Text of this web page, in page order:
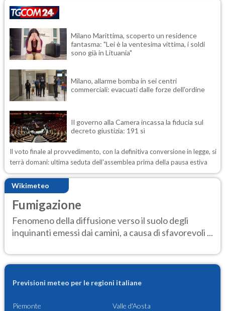
Milano Marittima, scoperto un residence
fantasma: "Lei è la ventesima vittima, i soldi
sono già in Lituania"
Milano, allarme bomba in sei centri
commerciali: evacuati dalle forze dell'ordine
Il governo alla Camera incassa la fiducia sul
decreto giustizia: 191 sì
Il voto finale al provvedimento, con la definitiva conversione in legge, si
terrà domani: ultima seduta dell'assemblea prima della pausa estiva
Wikimeteo
Fumigazione
Fenomeno della diffusione verso il suolo degli
inquinanti emessi dai camini, a causa di sfavorevoli ...
Previsioni meteo per le regioni italiane
Piemonte Valle d'Aosta